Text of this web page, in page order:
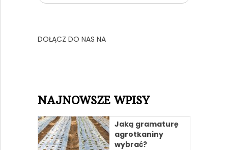
DOŁĄCZ DO NAS NA
NAJNOWSZE WPISY
Jaką gramaturę
agrotkaniny
wybrać?